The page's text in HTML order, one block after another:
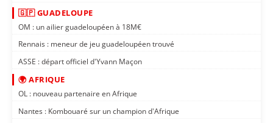
🇬🇵 GUADELOUPE
OM : un ailier guadeloupéen à 18M€
Rennais : meneur de jeu guadeloupéen trouvé
ASSE : départ officiel d'Yvann Maçon
🌍 AFRIQUE
OL : nouveau partenaire en Afrique
Nantes : Kombouaré sur un champion d'Afrique